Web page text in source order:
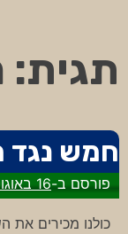
תגית:
חמש נגד
פורסם ב-16 באוגוסט 2007
כולנו מכירים את